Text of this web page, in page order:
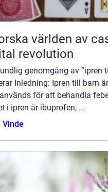
världen av
revolution
genomgång av ”ipren
Inledning: Ipren till barn
för att behandla
i ipren är ibuprofen, ...
Vinde